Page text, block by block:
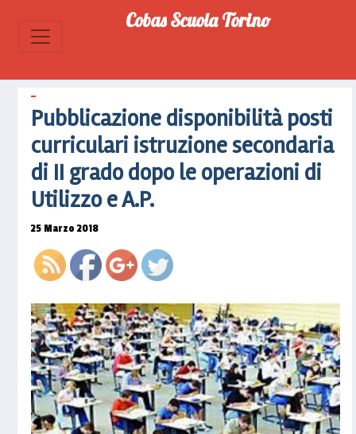
Cobas Scuola Torino
Pubblicazione disponibilità posti
curriculari istruzione secondaria
di II grado dopo le operazioni di
Utilizzo e A.P.
25 Marzo 2018
disponibilita-
posti-
di-ii-
grado-
dopo-le-
operazioni-
di-
utilizzo-
e-a-p-2">